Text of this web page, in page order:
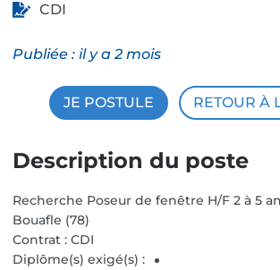
CDI
Publiée : il y a 2 mois
JE POSTULE RETOUR À
Description du poste
Recherche Poseur de fenêtre H/F 2 à 5
Bouafle (78)
Contrat : CDI
Diplôme(s) exigé(s) :